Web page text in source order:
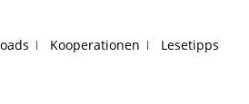
Kooperationen Lesetipps